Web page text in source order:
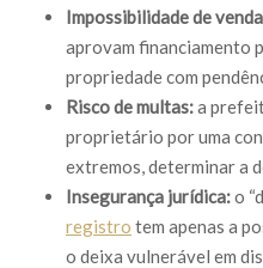
Impossibilidade de
aprovam financiamento
propriedade com
Risco de multas:a
proprietário por uma
extremos, determinar a
Insegurança jurídica:o
registro tem apenas a
o deixa vulnerável em